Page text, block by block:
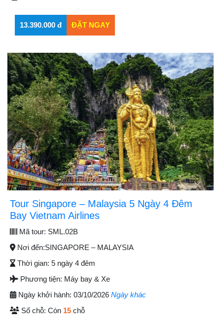
Tour Singapore – Malaysia 5 Ngày 4 Đêm
Bay Vietnam Airlines
Mã tour: SML.02B
Nơi đến:SINGAPORE – MALAYSIA
Thời gian: 5 ngày 4 đêm
Phương tiện: Máy bay & Xe
Ngày khởi hành: 03/10/2026 Ngày khác
Số chỗ: Còn 15 chỗ